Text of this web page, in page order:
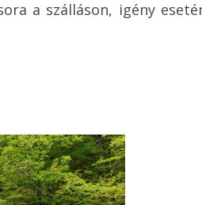
a szálláson, igény